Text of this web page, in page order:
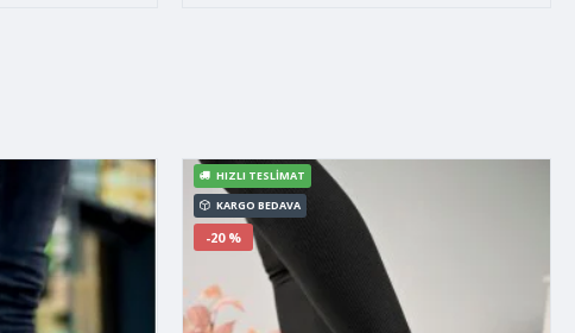
KARGO BEDAVA
HIZLI TESLIMAT
-20 %